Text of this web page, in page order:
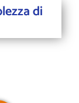
di